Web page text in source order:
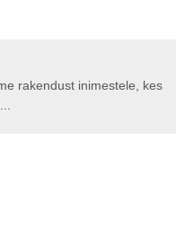
rakendust inimestele, kes